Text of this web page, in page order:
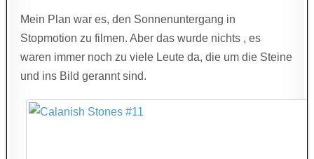
Mein Plan war es, den Sonnenuntergang in
Stopmotion zu filmen. Aber das wurde nichts , es
waren immer noch zu viele Leute da, die um die Steine
und ins Bild gerannt sind.